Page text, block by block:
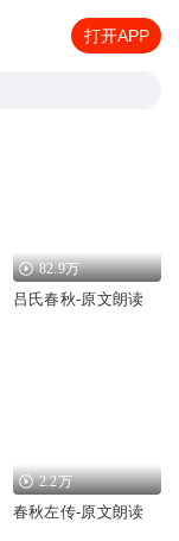
打开APP
82.9万
吕氏春秋-原文朗读
2.2万
春秋左传-原文朗读